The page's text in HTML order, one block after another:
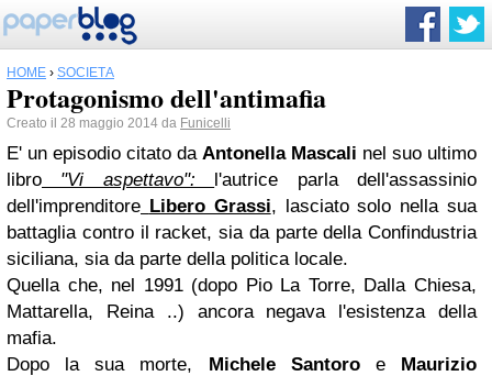
HOME › SOCIETÀ
Protagonismo dell'antimafia
Creato il 28 maggio 2014 da Funicelli
E' un episodio citato da Antonella Mascali nel suo ultimo
libro "Vi aspettavo": l'autrice parla dell'assassinio
dell'imprenditore Libero Grassi, lasciato solo nella sua
battaglia contro il racket, sia da parte della Confindustria
siciliana, sia da parte della politica locale.
Quella che, nel 1991 (dopo Pio La Torre, Dalla Chiesa,
Mattarella, Reina ..) ancora negava l'esistenza della
mafia.
Dopo la sua morte, Michele Santoroe Maurizio